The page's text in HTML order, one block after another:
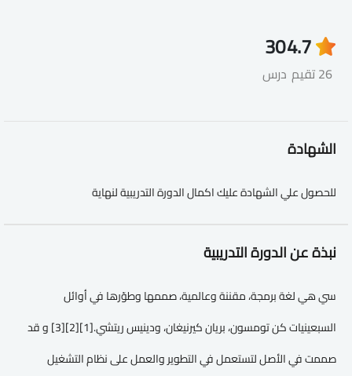
4.7
26 تقيم
30
درس
الشهادة
للحصول علي الشهادة عليك اكمال الدورة التدريبية لنهاية
نبذة عن الدورة التدريبية
سي هي لغة برمجة، مقننة وعالمية، صممها وطوّرها في أوائل
السبعينيات كن تومسون، بريان كيرنيغان، ودينيس ريتشي.[1][2][3] و قد
صممت في الأصل لتستعمل في التطوير والعمل على نظام التشغيل